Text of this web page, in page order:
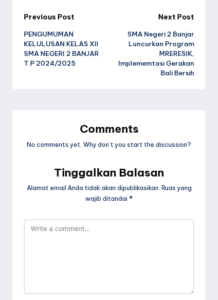
Post
navigation
Previous Post
PENGUMUMAN
KELULUSAN KELAS XII
SMA NEGERI 2 BANJAR
T.P 2024/2025
Next Post
SMA Negeri 2 Banjar
Luncurkan Program
MRERESIK,
Implememtasi Gerakan
Bali Bersih
Comments
No comments yet. Why don’t you start the discussion?
Tinggalkan Balasan
Alamat email Anda tidak akan dipublikasikan. Ruas yang
wajib ditandai *